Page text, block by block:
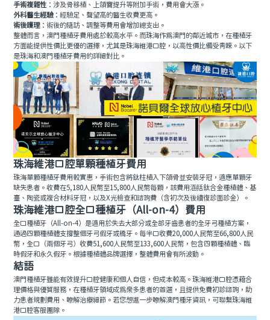
手術複雜性 ：涉及骨移植、上頜竇提升等附加手術，費用會大漲。
外科醫生經驗：經驗足、聲望高的醫生收費更高。
術後護理：術後的隨訪、調整等費用會增加總支出。
整體而言，澳門種植牙費用處於較高水平。而珠海作為澳門的鄰近城市，在種植牙
方面能提供性價比更優的選擇，尤其是珠海維港口腔，以高性價比備受青睞。以下
是珠海和澳門種植牙費用的詳細對比。
珠海維港口腔單顆種植牙費用
珠海單顆種植牙費用較實惠，手術包含將鈦柱植入下頜骨並安裝牙冠，適應單顆牙
缺失患者。收費在5,180人民幣至15,800人民幣每顆，該費用涵括鈦合金種植體、基
臺、陶瓷或複合材料牙冠，以及X光檢查和諮詢費（含初次及後續復診面診金）。
珠海維港口腔全口種植牙（All-on-4）費用
全口種植牙（All-on-4）是適用於失去大部分或全部牙齒患者的全牙弓種植方案，
通過四顆種植體支撐整個牙弓假牙或橋牙。每半口收費20,000人民幣至66,800人民
幣，全口（兩個牙弓）收費51,600人民幣至133,600人民幣，包含四顆種植體、臨
時假牙和永久假牙。根據種植體品牌選擇，整體費用會有所波動。
結語
澳門種植牙雖能有效提升口腔健康和個人自信，但成本較高。珠海維港口腔憑藉合
理價格與優質服務，在種植牙領域成為眾多患者的首選，且提供免費初診諮詢，助
力患者規劃費用、瞭解治療細節。若您想進一步瞭解澳門種牙資訊，可聯繫珠海維
港口腔客服團隊。